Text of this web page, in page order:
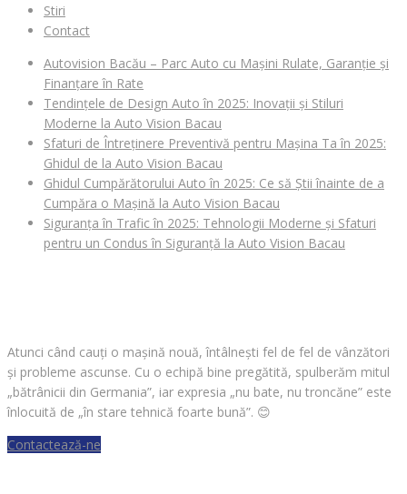
Stiri
Contact
Autovision Bacău – Parc Auto cu Mașini Rulate, Garanție și
Finanțare în Rate
Tendințele de Design Auto în 2025: Inovații și Stiluri
Moderne la Auto Vision Bacau
Sfaturi de Întreținere Preventivă pentru Mașina Ta în 2025:
Ghidul de la Auto Vision Bacau
Ghidul Cumpărătorului Auto în 2025: Ce să Știi înainte de a
Cumpăra o Mașină la Auto Vision Bacau
Siguranța în Trafic în 2025: Tehnologii Moderne și Sfaturi
pentru un Condus în Siguranță la Auto Vision Bacau
Atunci când cauți o mașină nouă, întâlnești fel de fel de vânzători
și probleme ascunse. Cu o echipă bine pregătită, spulberăm mitul
„bătrânicii din Germania”, iar expresia „nu bate, nu troncăne” este
înlocuită de „în stare tehnică foarte bună”. 😊
Contactează-ne